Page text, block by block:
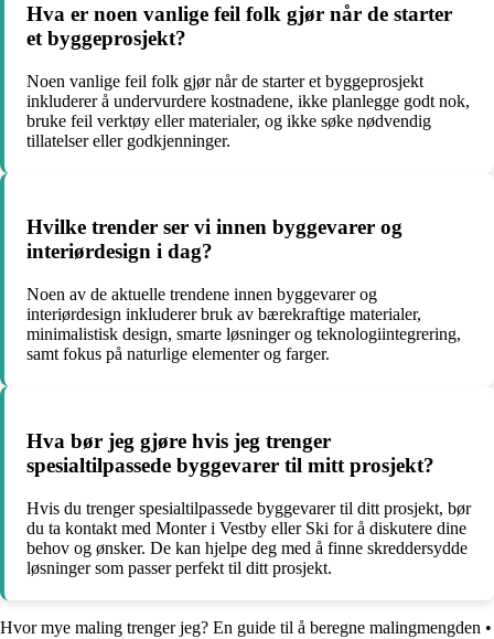
Hva er noen vanlige feil folk gjør når de starter
et byggeprosjekt?
Noen vanlige feil folk gjør når de starter et byggeprosjekt
inkluderer å undervurdere kostnadene, ikke planlegge godt nok,
bruke feil verktøy eller materialer, og ikke søke nødvendig
tillatelser eller godkjenninger.
Hvilke trender ser vi innen byggevarer og
interiørdesign i dag?
Noen av de aktuelle trendene innen byggevarer og
interiørdesign inkluderer bruk av bærekraftige materialer,
minimalistisk design, smarte løsninger og teknologiintegrering,
samt fokus på naturlige elementer og farger.
Hva bør jeg gjøre hvis jeg trenger
spesialtilpassede byggevarer til mitt prosjekt?
Hvis du trenger spesialtilpassede byggevarer til ditt prosjekt, bør
du ta kontakt med Monter i Vestby eller Ski for å diskutere dine
behov og ønsker. De kan hjelpe deg med å finne skreddersydde
løsninger som passer perfekt til ditt prosjekt.
Hvor mye maling trenger jeg? En guide til å beregne malingmengden •